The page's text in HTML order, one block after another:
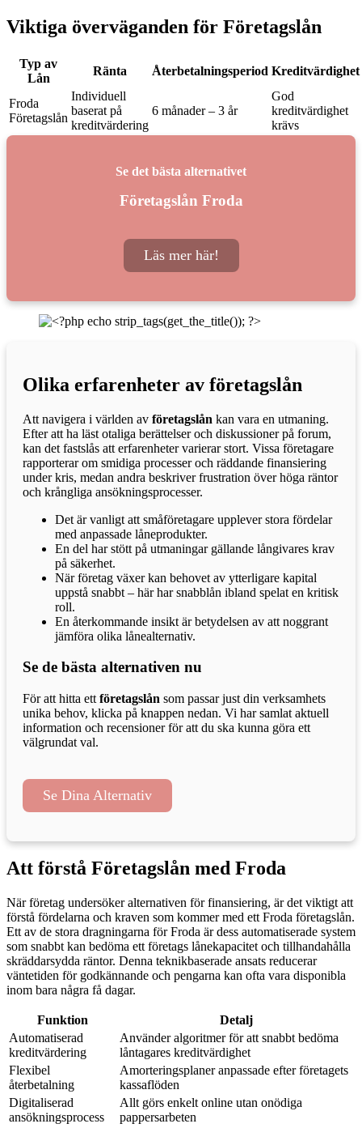
Viktiga överväganden för Företagslån
Typ av
Lån
Ränta Återbetalningsperiod Kreditvärdighet
Froda
Företagslån
Individuell
baserat på
kreditvärdering
6 månader – 3 år
God
kreditvärdighet
krävs
Se det bästa alternativet
Företagslån Froda
Läs mer här!
Olika erfarenheter av företagslån
Att navigera i världen av företagslån kan vara en utmaning.
Efter att ha läst otaliga berättelser och diskussioner på forum,
kan det fastslås att erfarenheter varierar stort. Vissa företagare
rapporterar om smidiga processer och räddande finansiering
under kris, medan andra beskriver frustration över höga räntor
och krångliga ansökningsprocesser.
Det är vanligt att småföretagare upplever stora fördelar
med anpassade låneprodukter.
En del har stött på utmaningar gällande långivares krav
på säkerhet.
När företag växer kan behovet av ytterligare kapital
uppstå snabbt – här har snabblån ibland spelat en kritisk
roll.
En återkommande insikt är betydelsen av att noggrant
jämföra olika lånealternativ.
Se de bästa alternativen nu
För att hitta ett företagslån som passar just din verksamhets
unika behov, klicka på knappen nedan. Vi har samlat aktuell
information och recensioner för att du ska kunna göra ett
välgrundat val.
Se Dina Alternativ
Att förstå Företagslån med Froda
När företag undersöker alternativen för finansiering, är det viktigt att
förstå fördelarna och kraven som kommer med ett Froda företagslån.
Ett av de stora dragningarna för Froda är dess automatiserade system
som snabbt kan bedöma ett företags lånekapacitet och tillhandahålla
skräddarsydda räntor. Denna teknikbaserade ansats reducerar
väntetiden för godkännande och pengarna kan ofta vara disponibla
inom bara några få dagar.
Funktion
Detalj
Automatiserad
kreditvärdering
Använder algoritmer för att snabbt bedöma
låntagares kreditvärdighet
Flexibel
återbetalning
Amorteringsplaner anpassade efter företagets
kassaflöden
Digitaliserad
ansökningsprocess
Allt görs enkelt online utan onödiga
pappersarbeten